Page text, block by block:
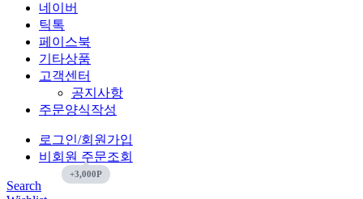
네이버
틱톡
페이스북
기타상품
고객센터
공지사항
주문양식작성
로그인/회원가입
비회원 주문조회
Search